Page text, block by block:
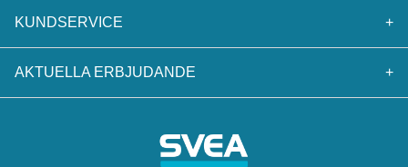
KUNDSERVICE +
AKTUELLA ERBJUDANDE +